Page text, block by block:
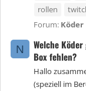
rollen
Forum: Köder
N
Welche
Box fehlen?
Hallo
(speziell im